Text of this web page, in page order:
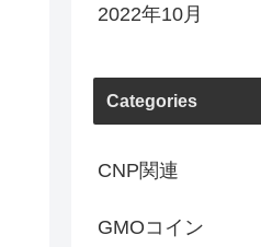
2022年10月
Categories
CNP関連
GMOコイン